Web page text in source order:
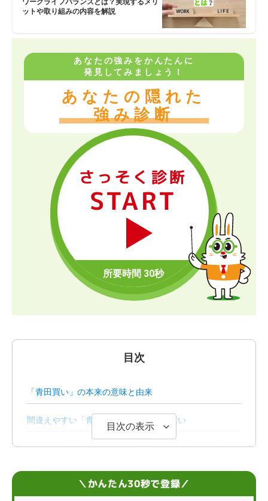
ワークライフバランスとは？実現するメリ
ットや取り組みの内容を解説
あなたの強みをかんたんに
発見してみましょう！
あなたの隠れた
強み診断
さっそく診断
START
目次
「青田買い」の本来の意味と由来
間違えやすい「青田刈り」との意味の違い
ビジネス・就活における「青田買い」の意味と使い方
就活で「青田買い」が起こる背景と企業の目的
目次の表示
＼かんたん30秒で登録／